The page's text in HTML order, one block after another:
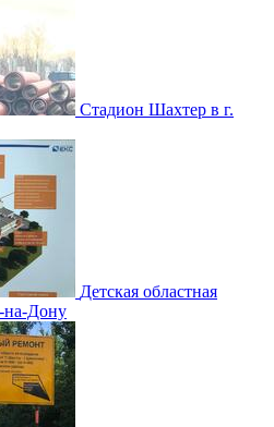
Стадион Шахтер в г.
Детская областная
на-Дону